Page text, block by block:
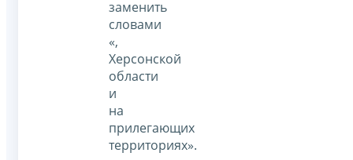
заменить
словами
«,
Херсонской
области
и
на
прилегающих
территориях».